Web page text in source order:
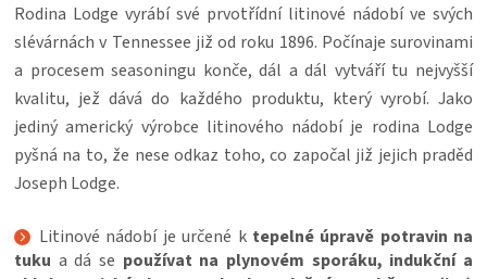
HAVAJSKÉ
KOŠILE
VÍNO
DÁRKOVÉ
POUKAZY
Rodina Lodge vyrábí své prvotřídní litinové nádobí ve svých
slévárnách v Tennessee již od roku 1896. Počínaje surovinami
a procesem seasoningu konče, dál a dál vytváří tu nejvyšší
kvalitu, jež dává do každého produktu, který vyrobí. Jako
jediný americký výrobce litinového nádobí je rodina Lodge
pyšná na to, že nese odkaz toho, co započal již jejich praděd
Joseph Lodge.
Litinové nádobí je určené k tepelné úpravě potravin na
tuku a dá se používat na plynovém sporáku, indukční a